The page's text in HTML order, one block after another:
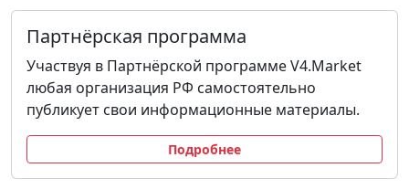
Партнёрская программа
Участвуя в Партнёрской программе V4.Market
любая организация РФ самостоятельно
публикует свои информационные материалы.
Подробнее